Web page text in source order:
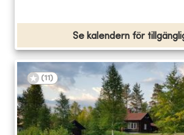
Se kalendern för
(11 )